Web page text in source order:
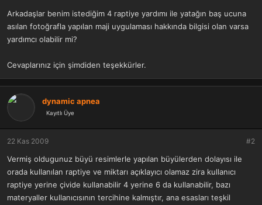
t
a
n
i
h
i
Arkadaşlar benim istediğim 4 raptiye yardımı ile yatağın baş ucuna
asılan fotoğrafla yapılan maji uygulaması hakkında bilgisi olan varsa
yardımcı olabilir mi?
Cevaplarınız için şimdiden teşekkürler.
dynamic apnea
Kayıtlı Üye
22 Kas 2009 #2
Vermiş oldugunuz büyü resimlerle yapılan büyülerden dolayısı ile
orada kullanılan raptiye ve miktarı açıklayıcı olamaz zira kullanıcı
raptiye yerine çivide kullanabilir 4 yerine 6 da kullanabilir, bazı
materyaller kullanıcısının tercihine kalmıştır, ana esasları teşkil